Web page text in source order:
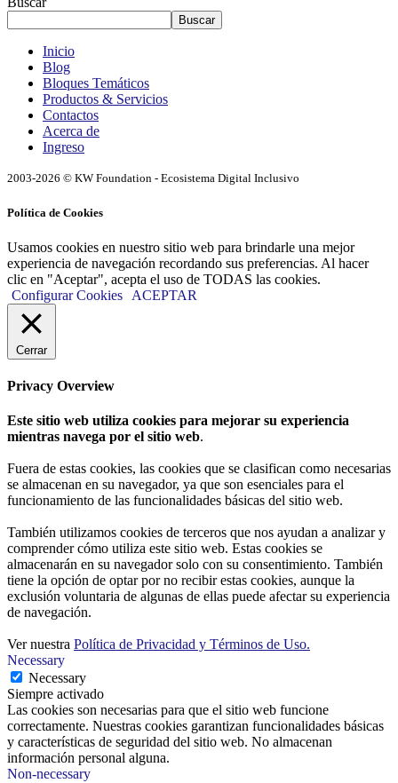
Buscar
Inicio
Blog
Bloques Temáticos
Productos & Servicios
Contactos
Acerca de
Ingreso
2003-2026 © KW Foundation - Ecosistema Digital Inclusivo
Política de Cookies
Usamos cookies en nuestro sitio web para brindarle una mejor
experiencia de navegación recordando sus preferencias. Al hacer
clic en "Aceptar", acepta el uso de TODAS las cookies.
Configurar Cookies
ACEPTAR
Cerrar
Privacy Overview
Este sitio web utiliza cookies para mejorar su experiencia
mientras navega por el sitio web.
Fuera de estas cookies, las cookies que se clasifican como necesarias
se almacenan en su navegador, ya que son esenciales para el
funcionamiento de las funcionalidades básicas del sitio web.
También utilizamos cookies de terceros que nos ayudan a analizar y
comprender cómo utiliza este sitio web. Estas cookies se
almacenarán en su navegador solo con su consentimiento. También
tiene la opción de optar por no recibir estas cookies, aunque la
exclusión voluntaria de algunas de ellas puede afectar su experiencia
de navegación.
Ver nuestra Política de Privacidad y Términos de Uso.
Necessary
Necessary
Siempre activado
Las cookies son necesarias para que el sitio web funcione
correctamente. Nuestras cookies garantizan funcionalidades básicas
y características de seguridad del sitio web. No almacenan
información personal alguna.
Non-necessary